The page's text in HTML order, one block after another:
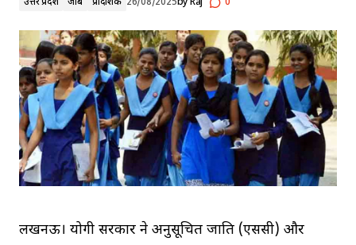
लखनऊ। योगी सरकार ने अनुसूचित जाति (एससी) और